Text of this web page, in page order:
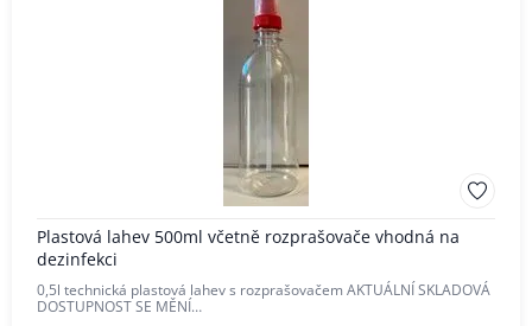
Plastová lahev 500ml včetně rozprašovače vhodná na
dezinfekci
0,5l technická plastová lahev s rozprašovačem AKTUÁLNÍ SKLADOVÁ
DOSTUPNOST SE MĚNÍ…